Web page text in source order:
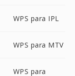
WPS para IPL
WPS para MTV
WPS para